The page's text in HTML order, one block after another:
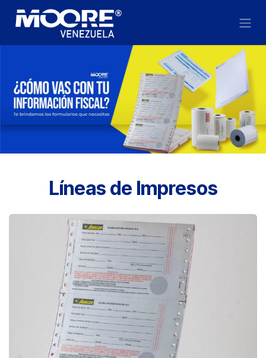
Ir al contenido
Líneas de Impresos